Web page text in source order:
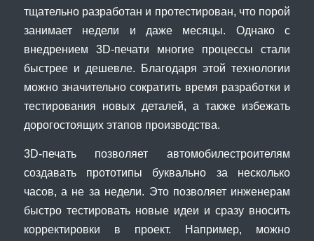
тщательно разработан и протестирован, что порой
занимает недели и даже месяцы. Однако с
внедрением 3D-печати многие процессы стали
быстрее и дешевле. Благодаря этой технологии
можно значительно сократить время разработки и
тестирования новых деталей, а также избежать
дорогостоящих этапов производства.
3D-печать позволяет автомобилестроителям
создавать прототипы буквально за несколько
часов, а не за недели. Это позволяет инженерам
быстро тестировать новые идеи и сразу вносить
корректировки в проект. Например, можно